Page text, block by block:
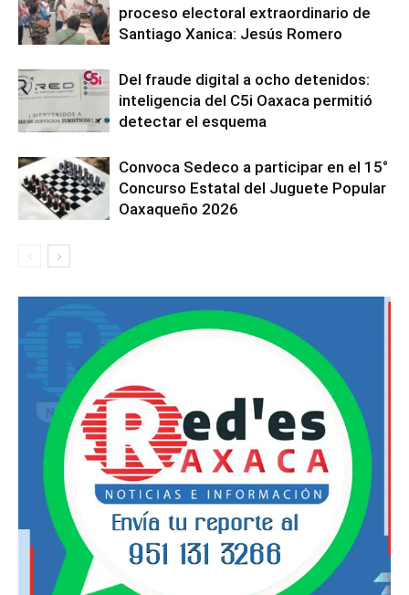
proceso electoral extraordinario de
Santiago Xanica: Jesús Romero
Del fraude digital a ocho detenidos:
inteligencia del C5i Oaxaca permitió
detectar el esquema
Convoca Sedeco a participar en el 15°
Concurso Estatal del Juguete Popular
Oaxaqueño 2026